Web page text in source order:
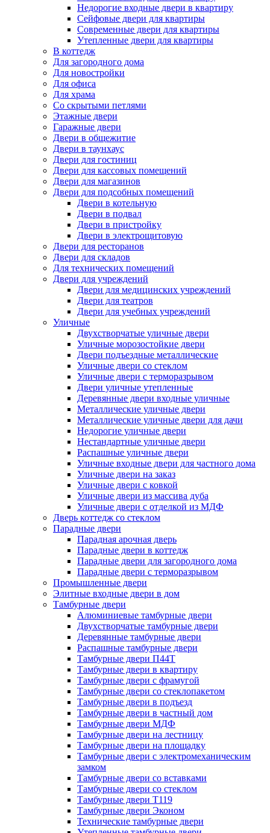
Недорогие входные двери в квартиру
Сейфовые двери для квартиры
Современные двери для квартиры
Утепленные двери для квартиры
В коттедж
Для загородного дома
Для новостройки
Для офиса
Для храма
Со скрытыми петлями
Этажные двери
Гаражные двери
Двери в общежитие
Двери в таунхаус
Двери для гостиниц
Двери для кассовых помещений
Двери для магазинов
Двери для подсобных помещений
Двери в котельную
Двери в подвал
Двери в пристройку
Двери в электрощитовую
Двери для ресторанов
Двери для складов
Для технических помещений
Двери для учреждений
Двери для медицинских учреждений
Двери для театров
Двери для учебных учреждений
Уличные
Двухстворчатые уличные двери
Уличные морозостойкие двери
Двери подъездные металлические
Уличные двери со стеклом
Уличные двери с терморазрывом
Двери уличные утепленные
Деревянные двери входные уличные
Металлические уличные двери
Металлические уличные двери для дачи
Недорогие уличные двери
Нестандартные уличные двери
Распашные уличные двери
Уличные входные двери для частного дома
Уличные двери на заказ
Уличные двери с ковкой
Уличные двери из массива дуба
Уличные двери с отделкой из МДФ
Дверь коттедж со стеклом
Парадные двери
Парадная арочная дверь
Парадные двери в коттедж
Парадные двери для загородного дома
Парадные двери с терморазрывом
Промышленные двери
Элитные входные двери в дом
Тамбурные двери
Алюминиевые тамбурные двери
Двухстворчатые тамбурные двери
Деревянные тамбурные двери
Распашные тамбурные двери
Тамбурные двери П44Т
Тамбурные двери в квартиру
Тамбурные двери с фрамугой
Тамбурные двери со стеклопакетом
Тамбурные двери в подъезд
Тамбурные двери в частный дом
Тамбурные двери МДФ
Тамбурные двери на лестницу
Тамбурные двери на площадку
Тамбурные двери с электромеханическим
замком
Тамбурные двери со вставками
Тамбурные двери со стеклом
Тамбурные двери Т119
Тамбурные двери Эконом
Технические тамбурные двери